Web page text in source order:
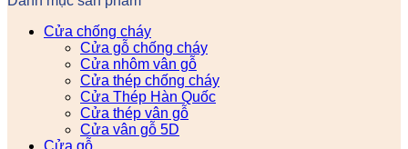
Cửa chống cháy
Cửa gỗ chống cháy
Cửa nhôm vân gỗ
Cửa thép chống cháy
Cửa Thép Hàn Quốc
Cửa thép vân gỗ
Cửa vân gỗ 5D
Cửa gỗ